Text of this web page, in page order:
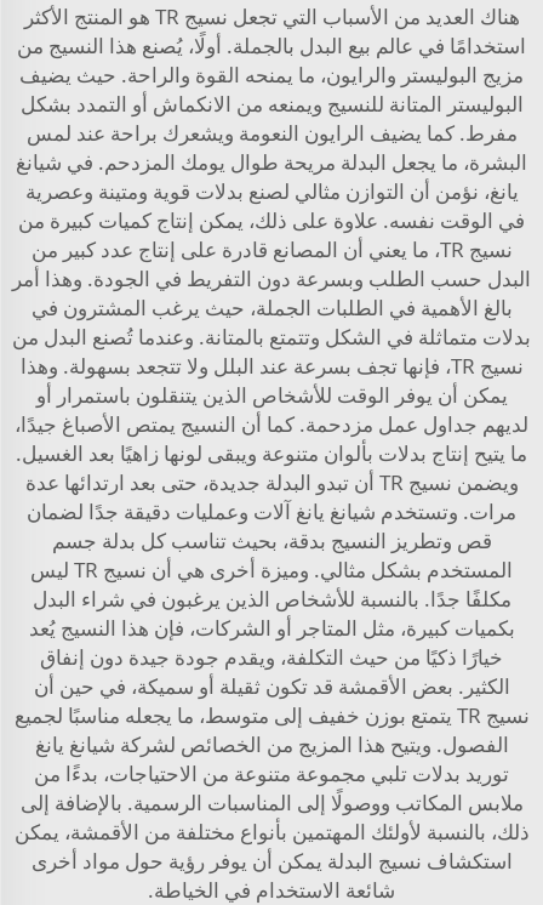
هناك العديد من الأسباب التي تجعل نسيج TR هو المنتج الأكثر
استخدامًا في عالم بيع البدل بالجملة. أولًا، يُصنع هذا النسيج من
مزيج البوليستر والرايون، ما يمنحه القوة والراحة. حيث يضيف
البوليستر المتانة للنسيج ويمنعه من الانكماش أو التمدد بشكل
مفرط. كما يضيف الرايون النعومة ويشعرك براحة عند لمس
البشرة، ما يجعل البدلة مريحة طوال يومك المزدحم. في شيانغ
يانغ، نؤمن أن التوازن مثالي لصنع بدلات قوية ومتينة وعصرية
في الوقت نفسه. علاوة على ذلك، يمكن إنتاج كميات كبيرة من
نسيج TR، ما يعني أن المصانع قادرة على إنتاج عدد كبير من
البدل حسب الطلب وبسرعة دون التفريط في الجودة. وهذا أمر
بالغ الأهمية في الطلبات الجملة، حيث يرغب المشترون في
بدلات متماثلة في الشكل وتتمتع بالمتانة. وعندما تُصنع البدل من
نسيج TR، فإنها تجف بسرعة عند البلل ولا تتجعد بسهولة. وهذا
يمكن أن يوفر الوقت للأشخاص الذين يتنقلون باستمرار أو
لديهم جداول عمل مزدحمة. كما أن النسيج يمتص الأصباغ جيدًا،
ما يتيح إنتاج بدلات بألوان متنوعة ويبقى لونها زاهيًا بعد الغسيل.
ويضمن نسيج TR أن تبدو البدلة جديدة، حتى بعد ارتدائها عدة
مرات. وتستخدم شيانغ يانغ آلات وعمليات دقيقة جدًا لضمان
قص وتطريز النسيج بدقة، بحيث تناسب كل بدلة جسم
المستخدم بشكل مثالي. وميزة أخرى هي أن نسيج TR ليس
مكلفًا جدًا. بالنسبة للأشخاص الذين يرغبون في شراء البدل
بكميات كبيرة، مثل المتاجر أو الشركات، فإن هذا النسيج يُعد
خيارًا ذكيًا من حيث التكلفة، ويقدم جودة جيدة دون إنفاق
الكثير. بعض الأقمشة قد تكون ثقيلة أو سميكة، في حين أن
نسيج TR يتمتع بوزن خفيف إلى متوسط، ما يجعله مناسبًا لجميع
الفصول. ويتيح هذا المزيج من الخصائص لشركة شيانغ يانغ
توريد بدلات تلبي مجموعة متنوعة من الاحتياجات، بدءًا من
ملابس المكاتب ووصولًا إلى المناسبات الرسمية. بالإضافة إلى
ذلك، بالنسبة لأولئك المهتمين بأنواع مختلفة من الأقمشة، يمكن
استكشاف نسيج البدلة يمكن أن يوفر رؤية حول مواد أخرى
شائعة الاستخدام في الخياطة.